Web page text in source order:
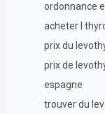
ordonnance
acheter l
prix du
prix de
espagne
trouver du